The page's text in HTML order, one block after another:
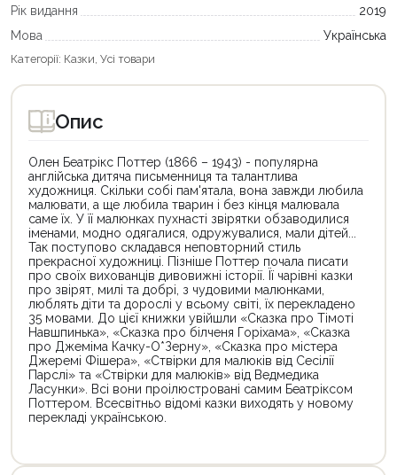
Рік видання
2019
Мова
Українська
Категорії: Казки, Усі товари
Опис
Олен Беатрікс Поттер (1866 – 1943) - популярна
англійська дитяча письменниця та талантлива
художниця. Скільки собі пам'ятала, вона завжди любила
малювати, а ще любила тварин і без кінця малювала
саме їх. У її малюнках пухнасті звірятки обзаводилися
іменами, модно одягалися, одружувалися, мали дітей...
Так поступово складався неповторний стиль
прекрасної художниці. Пізніше Поттер почала писати
про своїх вихованців дивовижні історії. Її чарівні казки
про звірят, милі та добрі, з чудовими малюнками,
люблять діти та дорослі у всьому світі, їх перекладено
35 мовами. До цієї книжки увійшли «Сказка про Тімоті
Навшпинька», «Сказка про білченя Горіхама», «Сказка
про Джеміма Качку-О*Зерну», «Сказка про містера
Джеремі Фішера», «Ствірки для малюків від Сесілії
Парслі» та «Ствірки для малюків» від Ведмедика
Ласунки». Всі вони проілюстровані самим Беатріксом
Поттером. Всесвітньо відомі казки виходять у новому
перекладі українською.
товар
товар